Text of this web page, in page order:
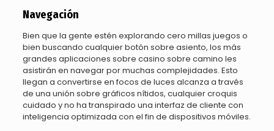
Navegación
Bien que la gente estén explorando cero millas juegos o
bien buscando cualquier botón sobre asiento, los más
grandes aplicaciones sobre casino sobre camino les
asistirán en navegar por muchas complejidades. Esto
llegan a convertirse en focos de luces alcanza a través
de una unión sobre gráficos nítidos, cualquier croquis
cuidado y no ha transpirado una interfaz de cliente con
inteligencia optimizada con el fin de dispositivos móviles.